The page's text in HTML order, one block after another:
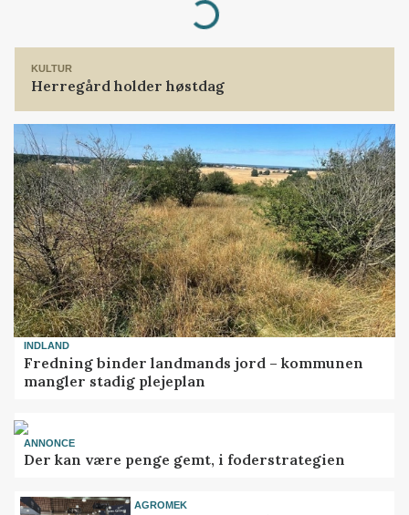
Loading...
KULTUR
Herregård holder høstdag
INDLAND
Fredning binder landmands jord – kommunen
mangler stadig plejeplan
ANNONCE
Der kan være penge gemt, i foderstrategien
AGROMEK